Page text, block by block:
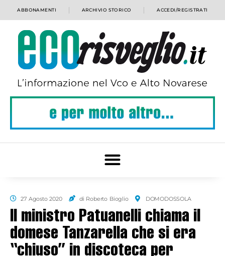
ABBONAMENTI ARCHIVIO STORICO ACCEDI/REGISTRATI
27 Agosto 2020 di Roberto Bioglio DOMODOSSOLA
Il ministro Patuanelli chiama il
domese Tanzarella che si era
“chiuso” in discoteca per